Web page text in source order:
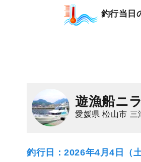
釣行当日
遊漁船ニ
愛媛県 松山市 三
釣行日：2026年4月4日（